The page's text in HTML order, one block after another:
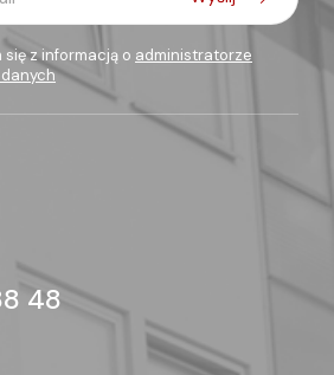
się z informacją o administratorze
48